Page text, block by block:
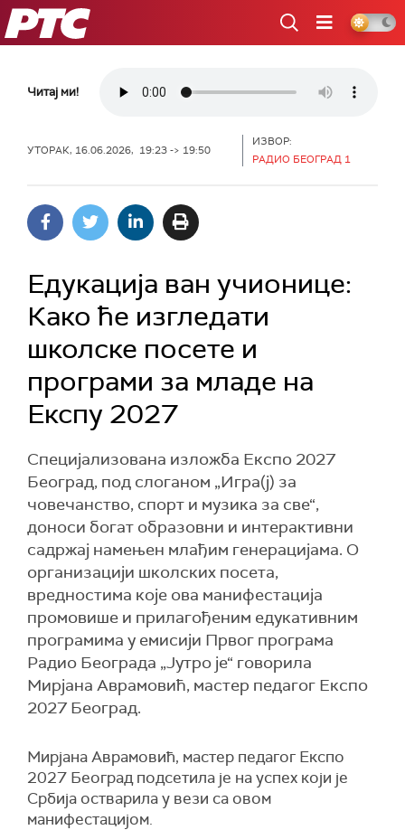
РТС
Читај ми!
УТОРАК, 16.06.2026, 19:23 -> 19:50
ИЗВОР:
РАДИО БЕОГРАД 1
Едукација ван учионице:
Како ће изгледати
школске посете и
програми за младе на
Експу 2027
Специјализована изложба Експо 2027
Београд, под слоганом „Игра(ј) за
човечанство, спорт и музика за све“,
доноси богат образовни и интерактивни
садржај намењен млађим генерацијама. О
организацији школских посета,
вредностима које ова манифестација
промовише и прилагођеним едукативним
програмима у емисији Првог програма
Радио Београда „Јутро је“ говорила
Мирјана Аврамовић, мастер педагог Експо
2027 Београд.
Мирјана Аврамовић, мастер педагог Експо
2027 Београд подсетила је на успех који је
Србија остварила у вези са овом
манифестацијом.